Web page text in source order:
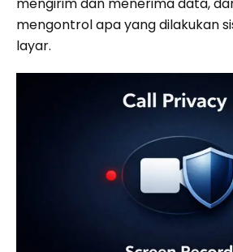
mengontrol apa yang dilakukan
layar.